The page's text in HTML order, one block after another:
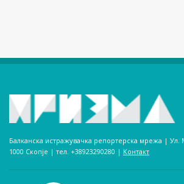
Балканска истражувачка репортерска мрежа | Ул.
1000 Скопје | тел. +38923290280­ | Контакт